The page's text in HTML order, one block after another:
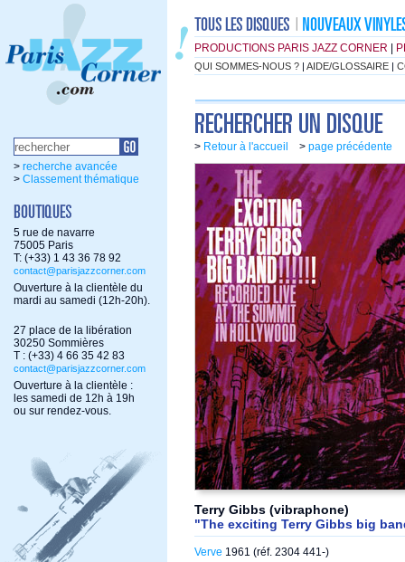
PRODUCTIONS PARIS JAZZ CORNER
QUI SOMMES-NOUS ? | AIDE/GLOSSAIRE |
> recherche avancée
> Classement thématique
5 rue de navarre
75005 Paris
T: (+33) 1 43 36 78 92
contact@parisjazzcorner.com
Ouverture à la clientèle du
mardi au samedi (12h-20h).
27 place de la libération
30250 Sommières
T : (+33) 4 66 35 42 83
contact@parisjazzcorner.com
Ouverture à la clientèle :
les samedi de 12h à 19h
ou sur rendez-vous.
> Retour à l'accueil > page précédente
Terry Gibbs (vibraphone)
"The exciting Terry Gibbs big
Verve 1961 (réf. 2304 441-)